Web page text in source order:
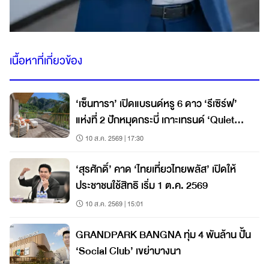
เนื้อหาที่เกี่ยวข้อง
‘เซ็นทารา’ เปิดแบรนด์หรู 6 ดาว ‘รีเซิร์ฟ’
แห่งที่ 2 ปักหมุดกระบี่ เกาะเทรนด์ ‘Quiet
Luxury’ โตแรง
10 ส.ค. 2569 | 17:30
‘สุรศักดิ์’ คาด ‘ไทยเที่ยวไทยพลัส’ เปิดให้
ประชาชนใช้สิทธิ เริ่ม 1 ต.ค. 2569
10 ส.ค. 2569 | 15:01
GRANDPARK BANGNA ทุ่ม 4 พันล้าน ปั้น
‘Social Club’ เขย่าบางนา